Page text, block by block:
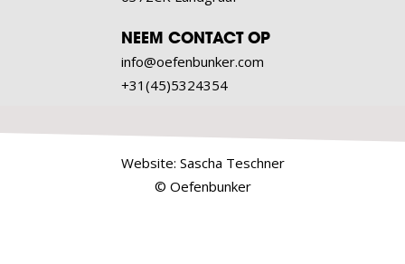
NEEM CONTACT OP
info@oefenbunker.com
+31(45)5324354
Website: Sascha Teschner
© Oefenbunker